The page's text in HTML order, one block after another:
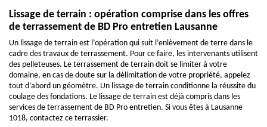
Lissage de terrain : opération comprise dans les offres
de terrassement de BD Pro entretien Lausanne
Un lissage de terrain est l’opération qui suit l’enlèvement de terre dans le
cadre des travaux de terrassement. Pour ce faire, les intervenants utilisent
des pelleteuses. Le terrassement de terrain doit se limiter à votre
domaine, en cas de doute sur la délimitation de votre propriété, appelez
tout d’abord un géomètre. Un lissage de terrain conditionne la réussite du
coulage des fondations. Le lissage de terrain est déjà compris dans les
services de terrassement de BD Pro entretien. Si vous êtes à Lausanne
1018, contactez ce terrassier.